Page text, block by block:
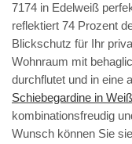
7174 in Edelweiß
reflektiert 74 Prozent
Blickschutz für Ihr
Wohnraum mit
durchflutet und in eine
Schiebegardine in Weiß
kombinationsfreudig
Wunsch können Sie